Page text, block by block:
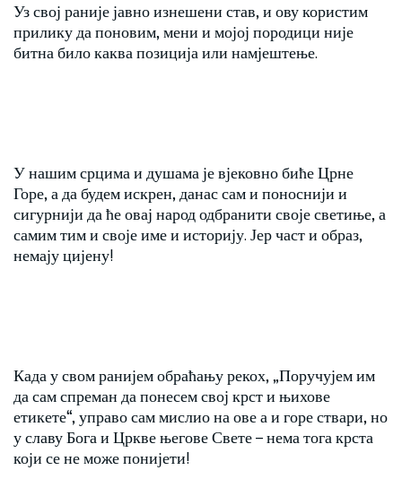
Уз свој раније јавно изнешени став, и ову користим
прилику да поновим, мени и мојој породици није
битна било каква позиција или намјештење.
У нашим срцима и душама је вјековно биће Црне
Горе, а да будем искрен, данас сам и поноснији и
сигурнији да ће овај народ одбранити своје светиње, а
самим тим и своје име и историју. Јер част и образ,
немају цијену!
Када у свом ранијем обраћању рекох, „Поручујем им
да сам спреман да понесем свој крст и њихове
етикете“, управо сам мислио на ове а и горе ствари, но
у славу Бога и Цркве његове Свете – нема тога крста
који се не може понијети!